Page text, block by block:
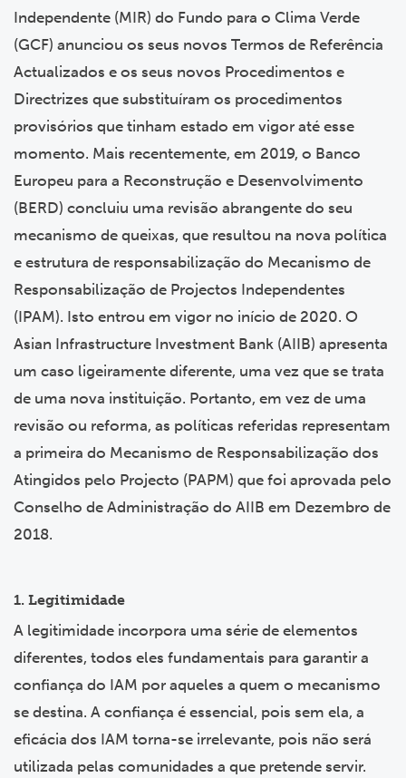
Independente (MIR) do Fundo para o Clima Verde
(GCF) anunciou os seus novos Termos de Referência
Actualizados e os seus novos Procedimentos e
Directrizes que substituíram os procedimentos
provisórios que tinham estado em vigor até esse
momento. Mais recentemente, em 2019, o Banco
Europeu para a Reconstrução e Desenvolvimento
(BERD) concluiu uma revisão abrangente do seu
mecanismo de queixas, que resultou na nova política
e estrutura de responsabilização do Mecanismo de
Responsabilização de Projectos Independentes
(IPAM). Isto entrou em vigor no início de 2020. O
Asian Infrastructure Investment Bank (AIIB) apresenta
um caso ligeiramente diferente, uma vez que se trata
de uma nova instituição. Portanto, em vez de uma
revisão ou reforma, as políticas referidas representam
a primeira do Mecanismo de Responsabilização dos
Atingidos pelo Projecto (PAPM) que foi aprovada pelo
Conselho de Administração do AIIB em Dezembro de
2018.
1. Legitimidade
A legitimidade incorpora uma série de elementos
diferentes, todos eles fundamentais para garantir a
confiança do IAM por aqueles a quem o mecanismo
se destina. A confiança é essencial, pois sem ela, a
eficácia dos IAM torna-se irrelevante, pois não será
utilizada pelas comunidades a que pretende servir.